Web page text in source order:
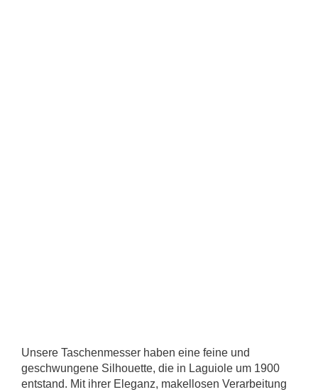
Unsere Taschenmesser haben eine feine und
geschwungene Silhouette, die in Laguiole um 1900
entstand. Mit ihrer Eleganz, makellosen Verarbeitung